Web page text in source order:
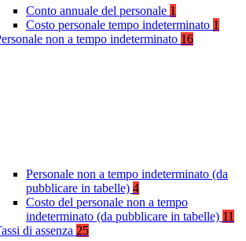
Conto annuale del personale 1
Costo personale tempo indeterminato 1
non a tempo indeterminato 16
Personale non a tempo indeterminato (da
pubblicare in tabelle) 4
Costo del personale non a tempo
indeterminato (da pubblicare in tabelle) 11
di assenza 25